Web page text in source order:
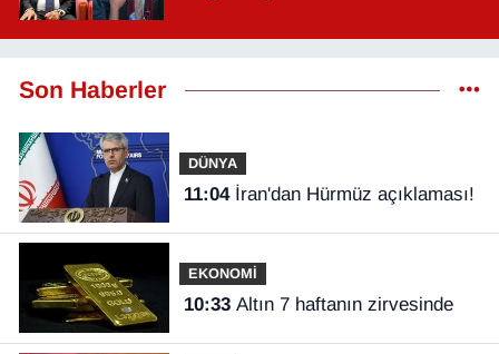
Son Haberler
DÜNYA
11:04 İran'dan Hürmüz açıklaması!
EKONOMİ
10:33 Altın 7 haftanın zirvesinde